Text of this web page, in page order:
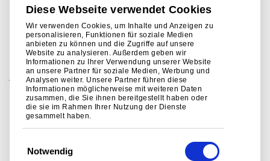
Diese Webseite verwendet Cookies
Wir verwenden Cookies, um Inhalte und Anzeigen zu
personalisieren, Funktionen für soziale Medien
anbieten zu können und die Zugriffe auf unsere
Website zu analysieren. Außerdem geben wir
Informationen zu Ihrer Verwendung unserer Website
an unsere Partner für soziale Medien, Werbung und
Analysen weiter. Unsere Partner führen diese
Informationen möglicherweise mit weiteren Daten
zusammen, die Sie ihnen bereitgestellt haben oder
die sie im Rahmen Ihrer Nutzung der Dienste
gesammelt haben.
Notwendig
Fragen zu allen Aspekten
des Designs, der
Spezifikation, der
Verwendung und der
Leistung von Metall in der
gebauten Umwelt zu
helfen.